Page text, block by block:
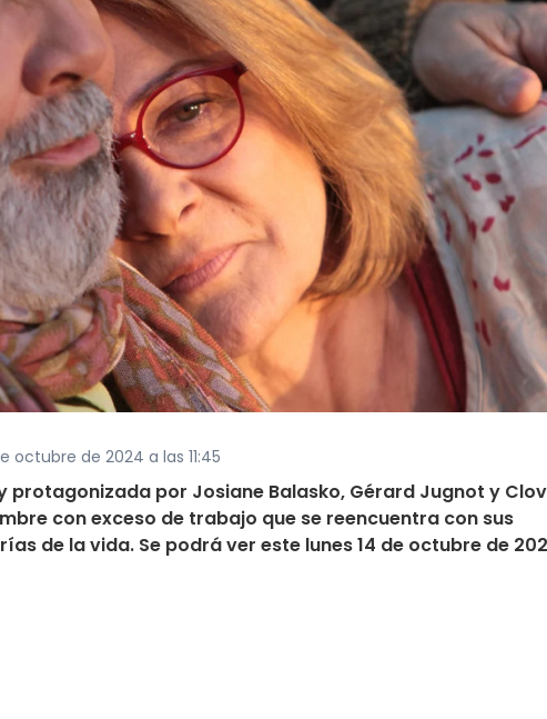
octubre de 2024 a las 11:45
protagonizada por Josiane Balasko, Gérard Jugnot y
con exceso de trabajo que se reencuentra con sus
de la vida. Se podrá ver este lunes 14 de octubre de